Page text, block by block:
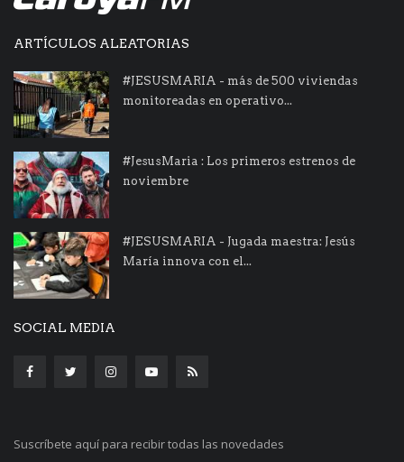
ARTÍCULOS ALEATORIAS
#JESUSMARIA - más de 500 viviendas
monitoreadas en operativo...
#JesusMaria : Los primeros estrenos de
noviembre
#JESUSMARIA - Jugada maestra: Jesús
María innova con el...
SOCIAL MEDIA
Suscríbete aquí para recibir todas las novedades